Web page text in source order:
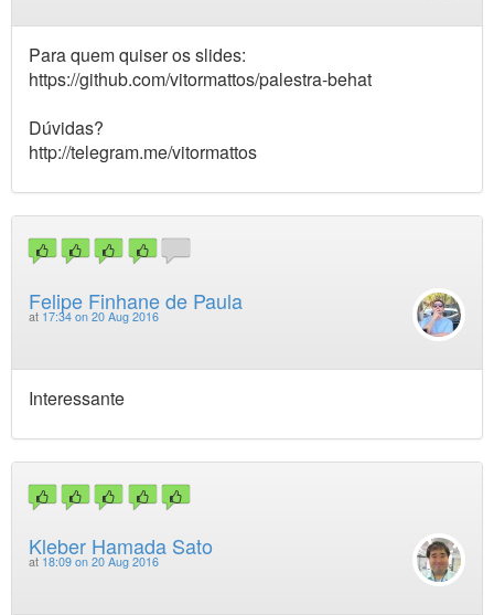
Para quem quiser os slides:
https://github.com/vitormattos/palestra-behat
Dúvidas?
http://telegram.me/vitormattos
Felipe Finhane de Paula
at 17:34 on 20 Aug 2016
Interessante
Kleber Hamada Sato
at 18:09 on 20 Aug 2016